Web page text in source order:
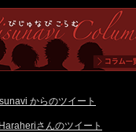
からのツイート
さんのツイート